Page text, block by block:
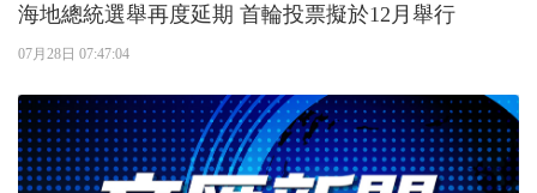
海地總統選舉再度延期 首輪投票擬於12月舉行
07月28日 07:47:04